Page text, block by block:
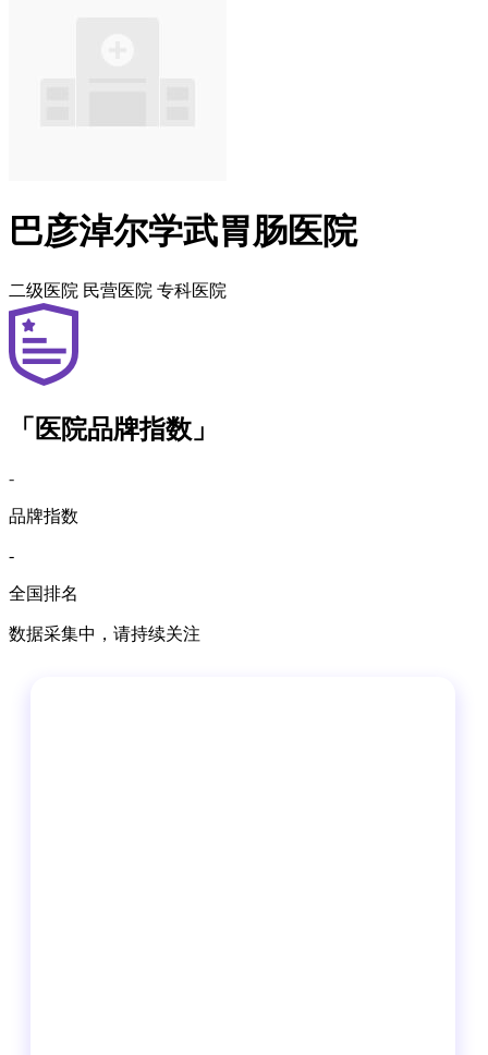
巴彦淖尔学武胃肠医院
二级医院 民营医院 专科医院
「医院品牌指数」
-
品牌指数
-
全国排名
数据采集中，请持续关注